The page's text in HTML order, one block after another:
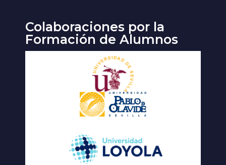
Colaboraciones por la
Formación de Alumnos